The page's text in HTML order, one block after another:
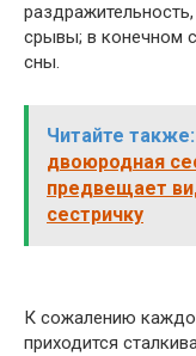
срывы; в конечном
сны.
Читайте также:
двоюродная
предвещает
сестричку
К сожалению
приходится